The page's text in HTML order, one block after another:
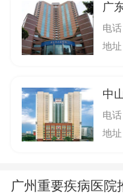
广
电话
中
电话
广州重要疾病医院